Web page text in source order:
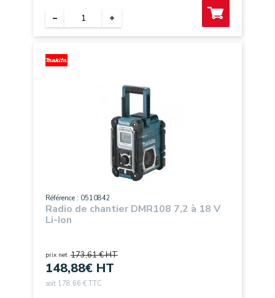
Référence : 0510842
Radio de chantier DMR108 7,2 à 18 V
Li-Ion
prix net 173,61 € HT
148,88€ HT
soit 178,66 € TTC